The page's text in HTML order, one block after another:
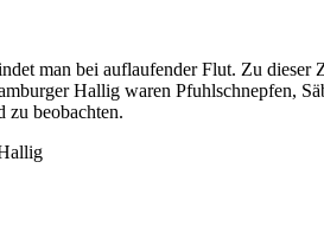
man bei auflaufender Flut. Zu
Hallig waren Pfuhlschnepfen,
zu beobachten.